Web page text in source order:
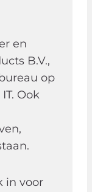
en
B.V.,
op
Ook
in voor